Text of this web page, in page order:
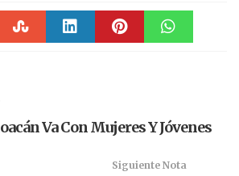
Va Con Mujeres Y Jóvenes
Siguiente Nota